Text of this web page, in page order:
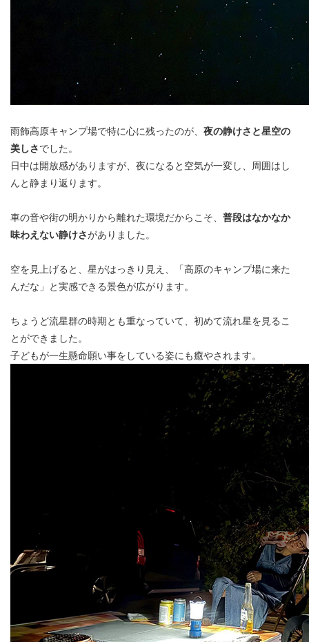
雨飾高原キャンプ場で特に心に残ったのが、 夜の静けさと星空の
美しさでした。
日中は開放感がありますが、夜になると空気が一変し、周囲はし
んと静まり返ります。
車の音や街の明かりから離れた環境だからこそ、 普段はなかなか
味わえない静けさがありました。
空を見上げると、星がはっきり見え、「高原のキャンプ場に来た
んだな」と実感できる景色が広がります。
ちょうど流星群の時期とも重なっていて、初めて流れ星を見るこ
とができました。
子どもが一生懸命願い事をしている姿にも癒やされます。